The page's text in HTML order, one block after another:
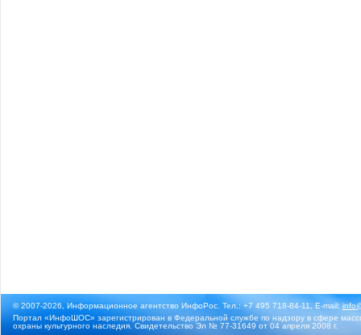
© 2007-2026, Информационное агентство ИнфоРос. Тел.: +7 495 718-84-11, E-mail:
Портал «ИнфоШОС» зарегистрирован в Федеральной службе по надзору в сфере
охраны культурного наследия. Свидетельство Эл № 77-31649 от 04 апреля 2008 г.